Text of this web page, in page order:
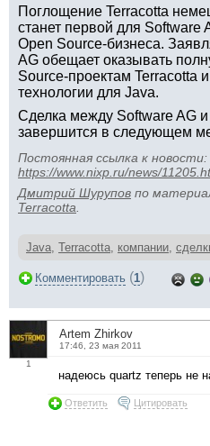
Поглощение Terracotta
станет первой для Software
Open Source-бизнеса.
AG обещает оказывать
Source-проектам Terracotta
технологии для Java.
Сделка между Software AG и
завершится в следующем
Постоянная ссылка к новости:
https://www.nixp.ru/news/
Дмитрий Шурупов по
Terracotta
Java, Terracotta, компании,
Комментировать (1)
1
Artem Zhirkov
17:46, 23 мая 2011
надеюсь quartz теперь не
Ответить Цитировать